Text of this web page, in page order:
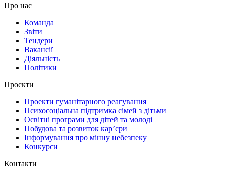
Про нас
Команда
Звіти
Тендери
Вакансії
Діяльність
Політики
Проєкти
Проекти гуманітарного реагування
Психосоціальна підтримка сімей з дітьми
Освітні програми для дітей та молоді
Побудова та розвиток кар’єри
Інформування про мінну небезпеку
Конкурси
Контакти